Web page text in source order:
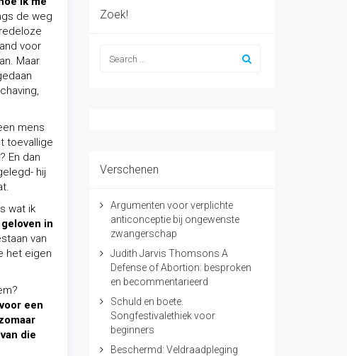
de weg
voor
Maar
mens
toevallige
En dan
hij
wat ik
in
van
het eigen
een
die
Zoek!
Verschenen
Argumenten voor verplichte
anticonceptie bij ongewenste
zwangerschap
Judith Jarvis Thomsons A
Defense of Abortion: besproken
en becommentarieerd
Schuld en boete.
Songfestivalethiek voor
beginners
Beschermd: Veldraadpleging